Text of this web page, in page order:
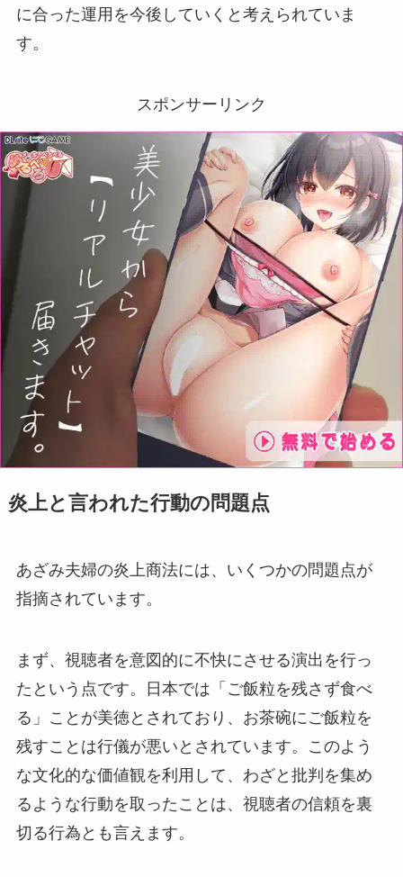
に合った運用を今後していくと考えられていま
す。
スポンサーリンク
炎上と言われた行動の問題点
あざみ夫婦の炎上商法には、いくつかの問題点が
指摘されています。
まず、視聴者を意図的に不快にさせる演出を行っ
たという点です。日本では「ご飯粒を残さず食べ
る」ことが美徳とされており、お茶碗にご飯粒を
残すことは行儀が悪いとされています。このよう
な文化的な価値観を利用して、わざと批判を集め
るような行動を取ったことは、視聴者の信頼を裏
切る行為とも言えます。